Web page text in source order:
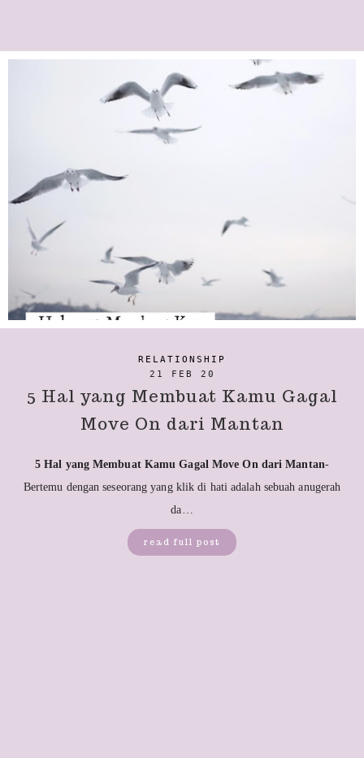
RELATIONSHIP
21 FEB 20
5 Hal yang Membuat Kamu Gagal
Move On dari Mantan
5 Hal yang Membuat Kamu Gagal Move On dari Mantan-
Bertemu dengan seseorang yang klik di hati adalah sebuah anugerah
da…
read full post